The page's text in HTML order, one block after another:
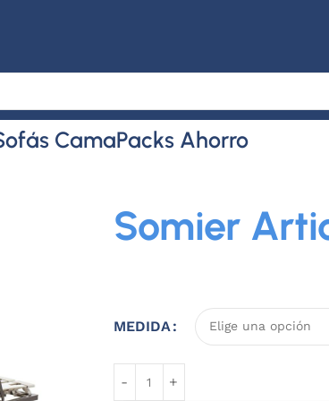
CamaPacks Ahorro
Somier
MEDIDA